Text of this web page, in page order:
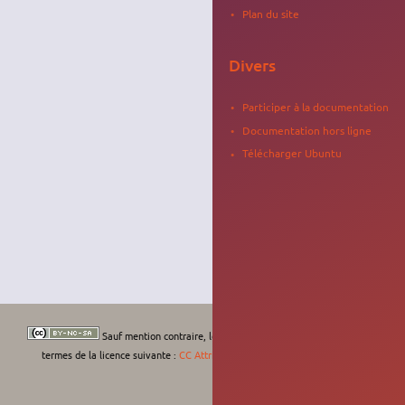
Sauf mention contraire, le contenu de ce wiki est placé sous les
termes de la licence suivante : CC Attribution-Noncommercial-Share Alike 4.0
Plan du site
Divers
Participer à la documentation
Documentation hors ligne
Télécharger Ubuntu